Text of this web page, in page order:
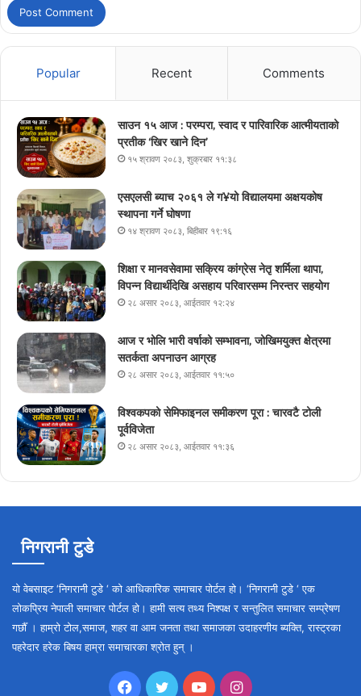
Popular Recent Comments
साउन १५ आज : परम्परा, स्वाद र पारिवारिक आत्मीयताको
प्रतीक ‘खिर खाने दिन’
१५ श्रावण २०८३, शुक्रबार ११:३८
एसएलसी ब्याच २०६१ ले ग¥यो विद्यालयमा अक्षयकोष
स्थापना गर्ने घोषणा
१४ श्रावण २०८३, बिहीबार १९:१६
शिक्षा र मानवसेवामा सक्रिय कांग्रेस नेतृ शर्मिला थापा,
विपन्न विद्यार्थीदेखि असहाय परिवारसम्म निरन्तर सहयोग
२८ असार २०८३, आईतवार १२:२४
आज र भोलि भारी वर्षाको सम्भावना, जोखिमयुक्त क्षेत्रमा
सतर्कता अपनाउन आग्रह
२८ असार २०८३, आईतवार ११:५०
विश्वकपको सेमिफाइनल समीकरण पूरा : चारवटै टोली
पूर्वविजेता
२८ असार २०८३, आईतवार ११:३६
निगरानी टुडे
यो वेबसाइट ‘निगरानी टुडे ‘ को आधिकारिक समाचार पोर्टल हो। ‘निगरानी टुडे ‘ एक
लोकप्रिय नेपाली समाचार पोर्टल हो। हामी सत्य तथ्य निश्पक्ष र सन्तुलित समाचार सम्प्रेषण
गर्छौँ । हाम्रो टोल,समाज, शहर वा आम जनता तथा समाजका उदाहरणीय ब्यक्ति, रास्ट्रका
पहरेदार हरेक बिषय हाम्रा समाचारका श्रोत हुन् ।
Facebook
TwitterYouTubeInstagram